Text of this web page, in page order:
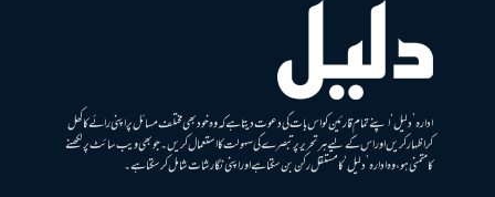
ادارہ ’دلیل‘ اپنے تمام قارئین کو اس بات کی دعوت دیتا ہے کہ وہ خود بھی مختلف مسائل پر اپنی رائے کا کھل
کر اظہار کریں اور اس کے لیے ہر تحریر پر تبصرے کی سہولت کا استعمال کریں۔ جو بھی ویب سائٹ پر لکھنے
کا متمنی ہو، وہ ادارہ ’دلیل‘ کا مستقل رکن بن سکتا ہے اور اپنی نگارشات شامل کرسکتا ہے۔